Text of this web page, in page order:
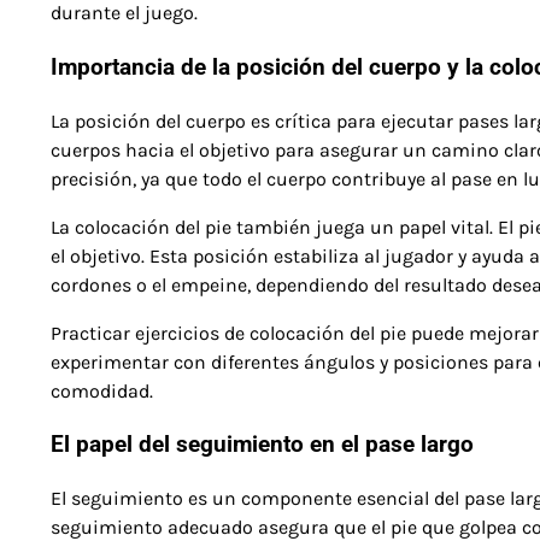
durante el juego.
Importancia de la posición del cuerpo y la
La posición del cuerpo es crítica para ejecutar pases
cuerpos hacia el objetivo para asegurar un camino
precisión, ya que todo el cuerpo contribuye al pase en
La colocación del pie también juega un papel vital. El
el objetivo. Esta posición estabiliza al jugador y ayuda
cordones o el empeine, dependiendo del resultado
Practicar ejercicios de colocación del pie puede
experimentar con diferentes ángulos y posiciones
comodidad.
El papel del seguimiento en el pase largo
El seguimiento es un componente esencial del pase
seguimiento adecuado asegura que el pie que golpea